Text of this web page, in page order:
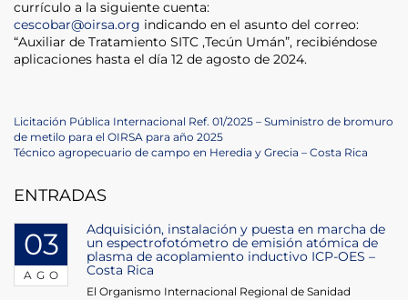
currículo a la siguiente cuenta:
cescobar@oirsa.org indicando en el asunto del correo:
“Auxiliar de Tratamiento SITC ,Tecún Umán”, recibiéndose
aplicaciones hasta el día 12 de agosto de 2024.
Navegación
de
entradas
Previous
Post
Licitación Pública Internacional Ref. 01/2025 – Suministro de bromuro
de metilo para el OIRSA para año 2025
Next
Técnico agropecuario de campo en Heredia y Grecia – Costa Rica
ENTRADAS
03
AGO
Adquisición, instalación y puesta en marcha de
un espectrofotómetro de emisión atómica de
plasma de acoplamiento inductivo ICP-OES –
Costa Rica
El Organismo Internacional Regional de Sanidad